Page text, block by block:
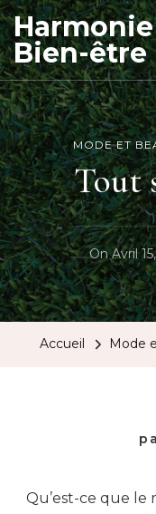
Bien-être
MODE ET
Tout
OnAvril
Accueil Mode
Qu’est-ce que le